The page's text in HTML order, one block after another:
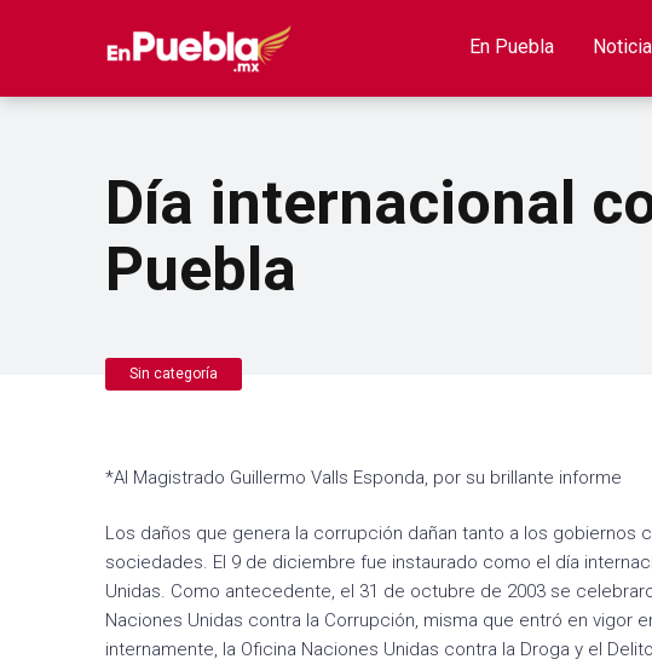
En Puebla
Día internacional
Puebla
Sin categoría
*Al Magistrado Guillermo Valls Esponda, por su brillante informe
Los daños que genera la corrupción dañan tanto a los gobiernos
sociedades. El 9 de diciembre fue instaurado como el día
Unidas. Como antecedente, el 31 de octubre de 2003 se
Naciones Unidas contra la Corrupción, misma que entró en vigor
internamente, la Oficina Naciones Unidas contra la Droga y el